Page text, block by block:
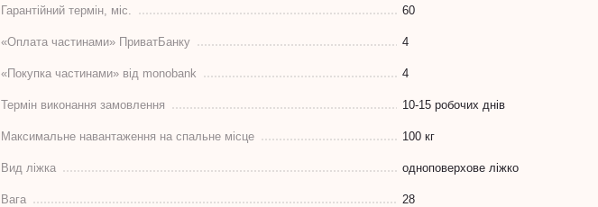
Гарантійний термін, міс. 60
«Оплата частинами» ПриватБанку 4
«Покупка частинами» від monobank 4
Термін виконання замовлення 10-15 робочих днів
Максимальне навантаження на спальне місце 100 кг
Вид ліжка одноповерхове ліжко
Вага 28